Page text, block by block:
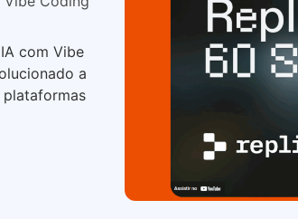
com Vibe
a